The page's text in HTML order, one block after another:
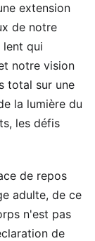
extension
de notre
lent qui
notre vision
total sur une
la lumière du
les défis
de repos
adulte, de ce
n'est pas
de